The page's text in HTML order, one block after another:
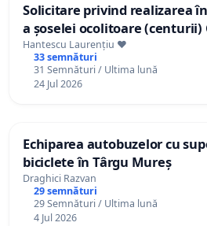
Solicitare privind realizarea
a șoselei ocolitoare
Hantescu Laurențiu ♥️
33 semnături
31 Semnături / Ultima lună
24 Jul 2026
Echiparea autobuzelor cu
biciclete în Târgu Mureș
Draghici Razvan
29 semnături
29 Semnături / Ultima lună
4 Jul 2026